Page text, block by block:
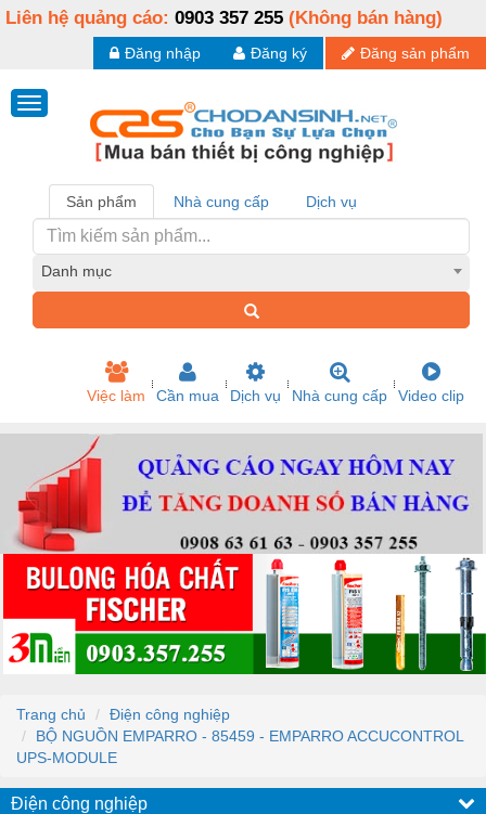
Liên hệ quảng cáo: 0903 357 255 (Không bán hàng)
Đăng sản phẩm
Đăng ký
Đăng nhập
Sản phẩm Nhà cung cấp Dịch vụ
Danh mục
Việc làm Cần mua Dịch vụ Nhà cung cấp Video clip
Trang chủ
Điện công nghiệp
BỘ NGUỒN EMPARRO - 85459 - EMPARRO ACCUCONTROL
UPS-MODULE
Điện công nghiệp